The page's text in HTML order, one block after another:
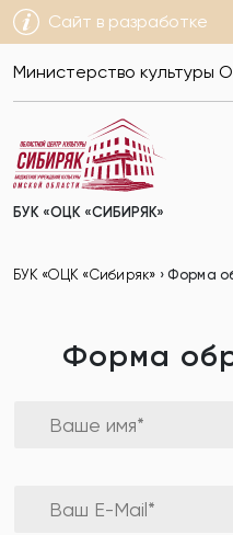
Сайт в разработке
Министерство культуры
БУК «ОЦК «СИБИРЯК»
БУК «ОЦК «Сибиряк» ›Форма
Форма